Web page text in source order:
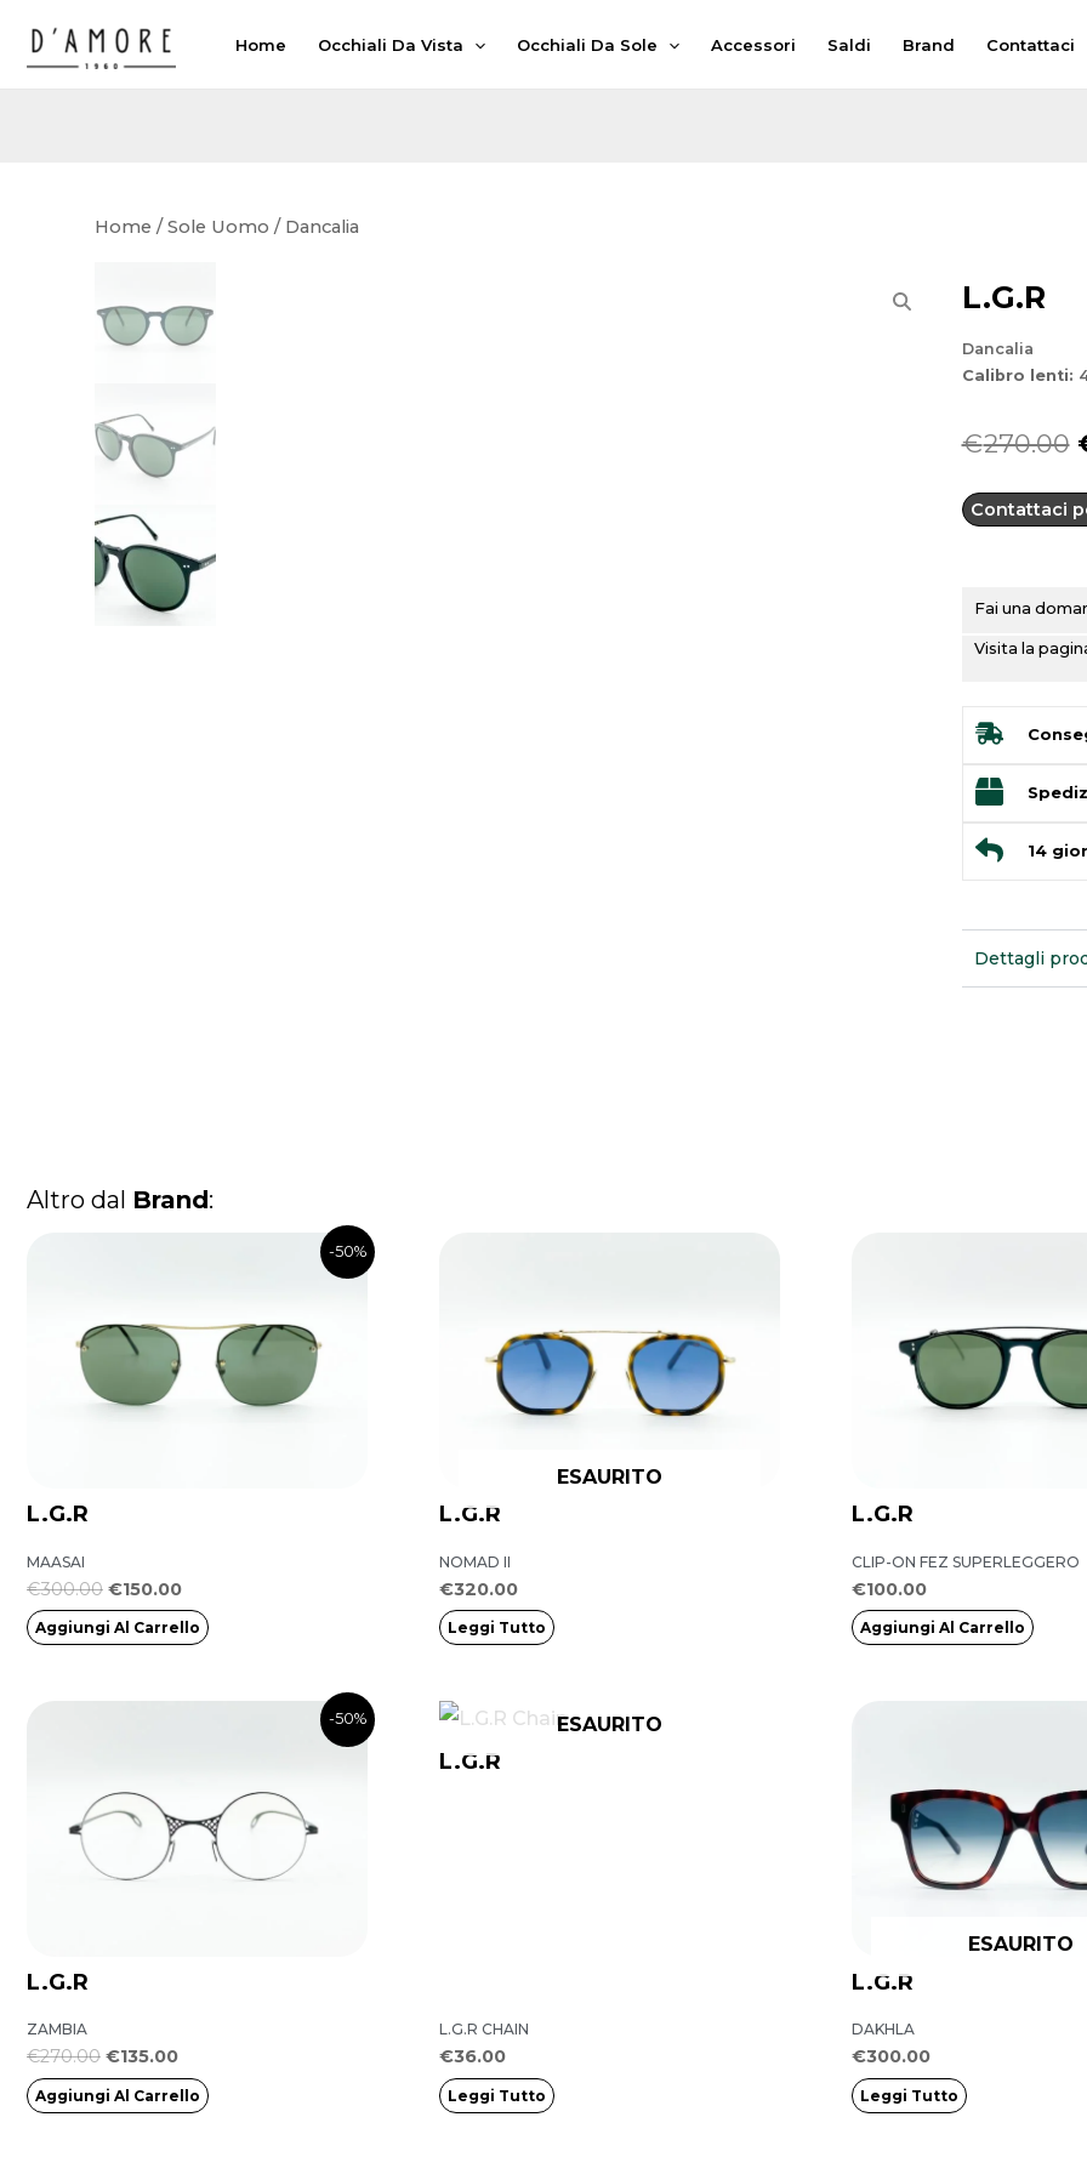
Home Occhiali Da Vista Occhiali Da Sole Accessori Saldi Brand Contattaci
Home /Sole Uomo / Dancalia
L.G.R
Dancalia
Calibro lenti:
€270.00
Contattaci
Fai una
Visita la
14
Dettagli
Altro dal Brand:
-50%
L.G.R
MAASAI
€300.00
€300.00.
€150.00
€150.00.
Aggiungi Al Carrello
L.G.R
ESAURITO
NOMAD II
€320.00
Leggi Tutto
L.G.R
CLIP-ON FEZ SUPERLEGGERO
€100.00
Aggiungi Al Carrello
-50%
L.G.R
ZAMBIA
€270.00
€270.00.
€135.00
€135.00.
Aggiungi Al Carrello
L.G.R
ESAURITO
L.G.R CHAIN
€36.00
Leggi Tutto
L.G.R
ESAURITO
DAKHLA
€300.00
Leggi Tutto